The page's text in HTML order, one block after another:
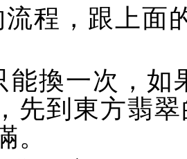
流程，跟上面
能換一次，如
先到東方翡
。